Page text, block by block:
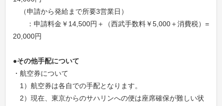
（申請から発給まで所要3営業日）
：申請料金￥14,500円＋（西武手数料￥5,000＋消費税）=
20,000円
●その他手配について
・航空券について
1）航空券は各自での手配となります。
2）現在、東京からのサハリンへの便は座席確保が難しい状